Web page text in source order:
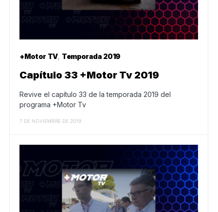
+Motor TV Temporada 2019
Capítulo 33 +Motor Tv 2019
Revive el capítulo 33 de la temporada 2019 del
programa +Motor Tv
7 DE NOVIEMBRE DE 2019